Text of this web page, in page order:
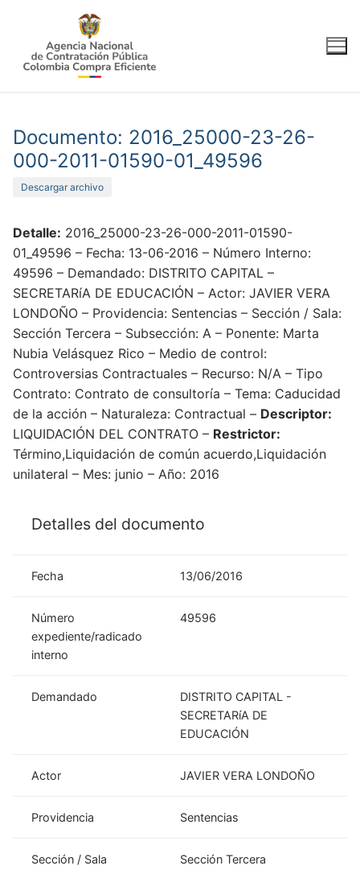
contenido
Documento: 2016_25000-23-26-
000-2011-01590-01_49596
Descargar archivo
Detalle: 2016_25000-23-26-000-2011-01590-
01_49596 – Fecha: 13-06-2016 – Número Interno:
49596 – Demandado: DISTRITO CAPITAL –
SECRETARíA DE EDUCACIÓN – Actor: JAVIER VERA
LONDOÑO – Providencia: Sentencias – Sección / Sala:
Sección Tercera – Subsección: A – Ponente: Marta
Nubia Velásquez Rico – Medio de control:
Controversias Contractuales – Recurso: N/A – Tipo
Contrato: Contrato de consultoría – Tema: Caducidad
de la acción – Naturaleza: Contractual – Descriptor:
LIQUIDACIÓN DEL CONTRATO – Restrictor:
Término,Liquidación de común acuerdo,Liquidación
unilateral – Mes: junio – Año: 2016
Detalles del documento
Fecha 13/06/2016
Número
expediente/radicado
interno
49596
Demandado
DISTRITO CAPITAL -
SECRETARíA DE
EDUCACIÓN
Actor JAVIER VERA LONDOÑO
Providencia Sentencias
Sección / Sala Sección Tercera